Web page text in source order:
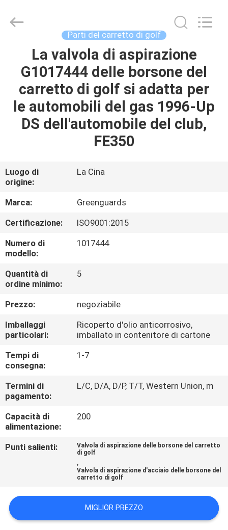
CASA
PRODOTTI
CIRCA
GIRO
DELLA
FABBRICA
CONTROLLO
DI
QUALITÀ
CONTATTICI
NOTIZIE
RICHIEDA
UNA
CITAZIONE
DEL
PRIVACY
POLICY
Hesheng
Long
Parti del carretto di golf
La valvola di aspirazione
G1017444 delle borsone del
carretto di golf si adatta per
le automobili del gas 1996-Up
DS dell'automobile del club,
FE350
Luogo di
origine:
La Cina
Marca:
Greenguards
Certificazione:
ISO9001:2015
Numero di
modello:
1017444
Quantità di
ordine minimo:
5
Prezzo:
negoziabile
Imballaggi
particolari:
Ricoperto d'olio anticorrosivo,
imballato in contenitore di cartone
Tempi di
consegna:
1-7
Termini di
pagamento:
L/C, D/A, D/P, T/T, Western Union, m
Capacità di
alimentazione:
200
Punti salienti:
Valvola di aspirazione delle borsone del carretto
di golf
,
Valvola di aspirazione d'acciaio delle borsone del
carretto di golf
MIGLIOR PREZZO